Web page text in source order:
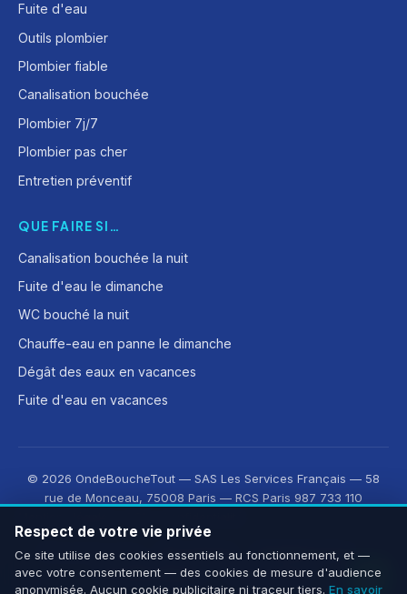
Fuite d'eau
Outils plombier
Plombier fiable
Canalisation bouchée
Plombier 7j/7
Plombier pas cher
Entretien préventif
QUE FAIRE SI…
Canalisation bouchée la nuit
Fuite d'eau le dimanche
WC bouché la nuit
Chauffe-eau en panne le dimanche
Dégât des eaux en vacances
Fuite d'eau en vacances
© 2026 OndeBoucheTout — SAS Les Services Français — 58
rue de Monceau, 75008 Paris — RCS Paris 987 733 110
Découvrez aussi : OnLeveTout · OnDeRatiseTout ·
CleanMonAppart · OnOuvreTout
Respect de votre vie privée
Ce site utilise des cookies essentiels au fonctionnement, et —
avec votre consentement — des cookies de mesure d'audience
anonymisée. Aucun cookie publicitaire ni traceur tiers. En savoir